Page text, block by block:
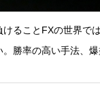
ることFXの世界で
勝率の高い手法、爆